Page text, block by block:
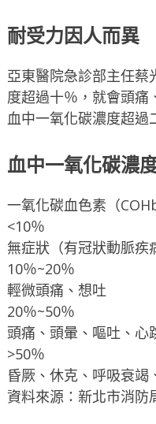
耐受力因人而異
亞東醫院急診部主任
度超過十％，就會頭
血中一氧化碳濃度超
血中一氧化碳濃
一氧化碳血色素（
<10％
無症狀（有冠狀動脈疾
10％~20％
輕微頭痛、想吐
20％~50％
頭痛、頭暈、嘔吐、心
>50％
昏厥、休克、呼吸衰竭
資料來源：新北市消防